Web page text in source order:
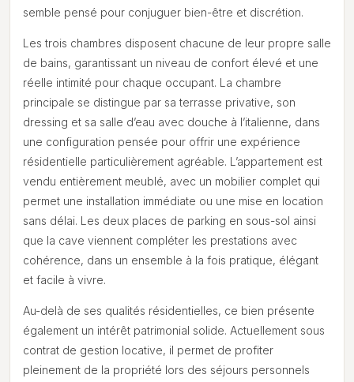
semble pensé pour conjuguer bien-être et discrétion.
Les trois chambres disposent chacune de leur propre salle
de bains, garantissant un niveau de confort élevé et une
réelle intimité pour chaque occupant. La chambre
principale se distingue par sa terrasse privative, son
dressing et sa salle d’eau avec douche à l’italienne, dans
une configuration pensée pour offrir une expérience
résidentielle particulièrement agréable. L’appartement est
vendu entièrement meublé, avec un mobilier complet qui
permet une installation immédiate ou une mise en location
sans délai. Les deux places de parking en sous-sol ainsi
que la cave viennent compléter les prestations avec
cohérence, dans un ensemble à la fois pratique, élégant
et facile à vivre.
Au-delà de ses qualités résidentielles, ce bien présente
également un intérêt patrimonial solide. Actuellement sous
contrat de gestion locative, il permet de profiter
pleinement de la propriété lors des séjours personnels